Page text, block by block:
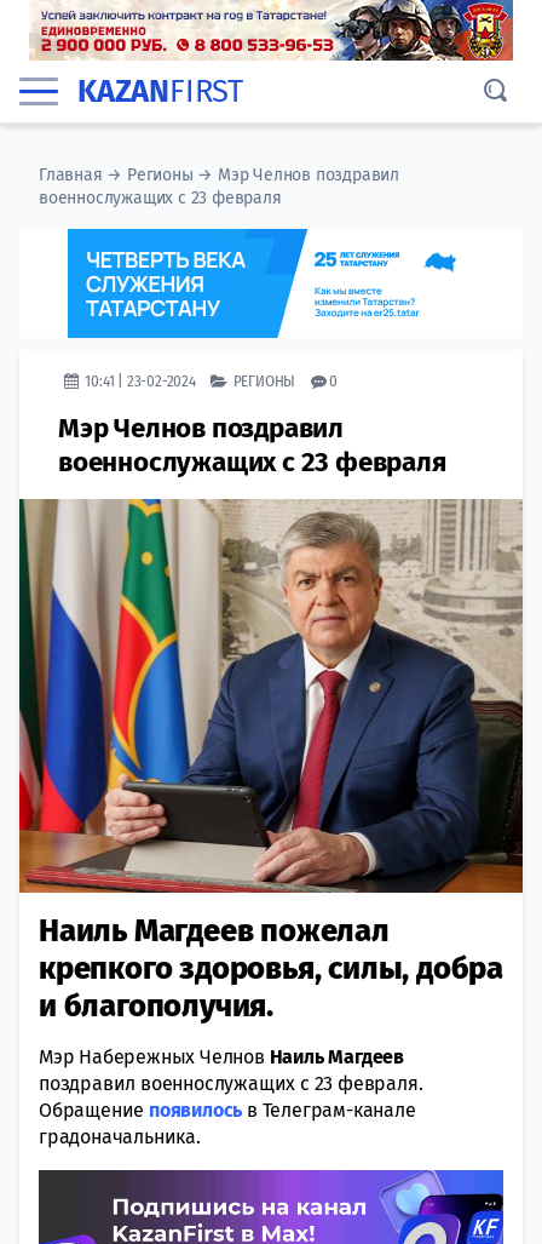
KAZANFIRST
Главная → Регионы → Мэр Челнов поздравил
военнослужащих с 23 февраля
10:41 | 23-02-2024 РЕГИОНЫ 0
Мэр Челнов поздравил
военнослужащих с 23 февраля
Наиль Магдеев пожелал
крепкого здоровья, силы, добра
и благополучия.
Мэр Набережных Челнов Наиль Магдеев
поздравил военнослужащих с 23 февраля.
Обращение появилось в Телеграм-канале
градоначальника.